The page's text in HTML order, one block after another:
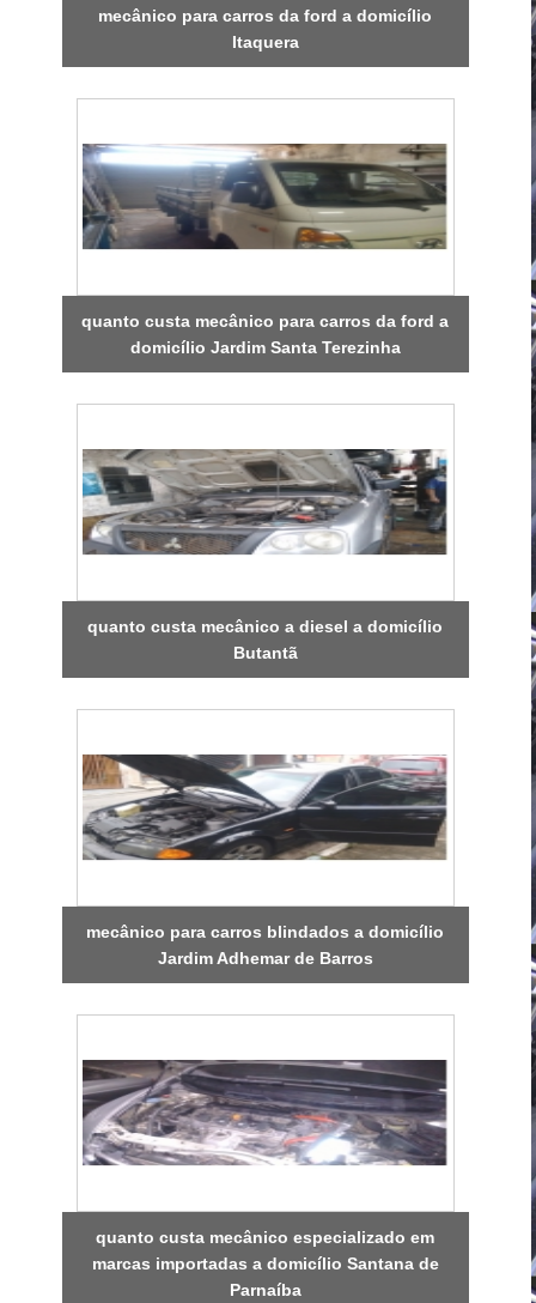
mecânico para carros da ford a domicílio
Itaquera
quanto custa mecânico para carros da ford a
domicílio Jardim Santa Terezinha
quanto custa mecânico a diesel a domicílio
Butantã
mecânico para carros blindados a domicílio
Jardim Adhemar de Barros
quanto custa mecânico especializado em
marcas importadas a domicílio Santana de
Parnaíba